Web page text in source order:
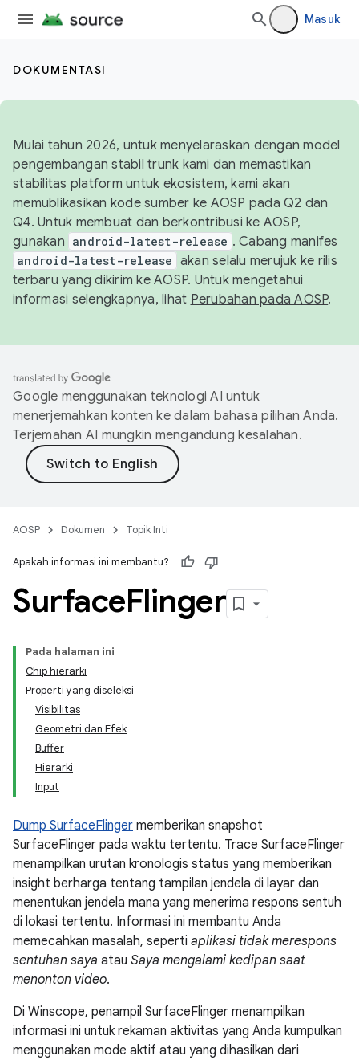
Masuk
DOKUMENTASI
Mulai tahun 2026, untuk menyelaraskan dengan model
pengembangan stabil trunk kami dan memastikan
stabilitas platform untuk ekosistem, kami akan
memublikasikan kode sumber ke AOSP pada Q2 dan
Q4. Untuk membuat dan berkontribusi ke AOSP,
gunakan android-latest-release . Cabang manifes
android-latest-release akan selalu merujuk ke rilis
terbaru yang dikirim ke AOSP. Untuk mengetahui
informasi selengkapnya, lihat Perubahan pada AOSP.
Google menggunakan teknologi AI untuk
menerjemahkan konten ke dalam bahasa pilihan Anda.
Terjemahan AI mungkin mengandung kesalahan.
AOSP Dokumen Topik Inti
Apakah informasi ini membantu?
SurfaceFlinger
Pada halaman ini
Chip hierarki
Properti yang diseleksi
Visibilitas
Geometri dan Efek
Buffer
Hierarki
Input
Dump SurfaceFlinger memberikan snapshot
SurfaceFlinger pada waktu tertentu. Trace SurfaceFlinger
menampilkan urutan kronologis status yang memberikan
insight berharga tentang tampilan jendela di layar dan
menentukan jendela mana yang menerima respons sentuh
di lokasi tertentu. Informasi ini membantu Anda
memecahkan masalah, seperti aplikasi tidak merespons
sentuhan saya atau Saya mengalami kedipan saat
menonton video.
Di Winscope, penampil SurfaceFlinger menampilkan
informasi ini untuk rekaman aktivitas yang Anda kumpulkan
menggunakan mode aktif atau yang dihasilkan dari